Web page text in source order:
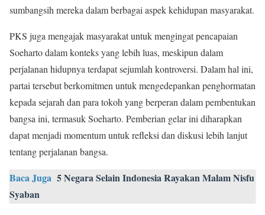
sumbangsih mereka dalam berbagai aspek kehidupan masyarakat.
PKS juga mengajak masyarakat untuk mengingat pencapaian
Soeharto dalam konteks yang lebih luas, meskipun dalam
perjalanan hidupnya terdapat sejumlah kontroversi. Dalam hal ini,
partai tersebut berkomitmen untuk mengedepankan penghormatan
kepada sejarah dan para tokoh yang berperan dalam pembentukan
bangsa ini, termasuk Soeharto. Pemberian gelar ini diharapkan
dapat menjadi momentum untuk refleksi dan diskusi lebih lanjut
tentang perjalanan bangsa.
Baca Juga 5 Negara Selain Indonesia Rayakan Malam Nisfu
Syaban